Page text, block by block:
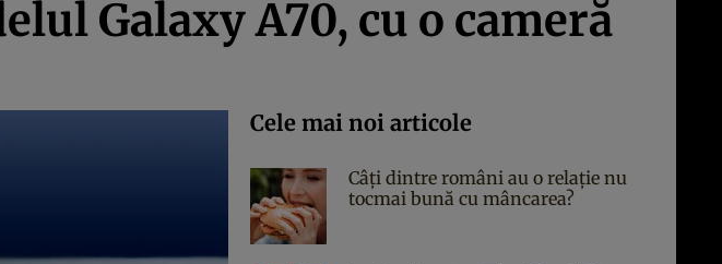
Galaxy A70, cu o cameră
Cele mai noi articole
Câți dintre români au o relație nu
tocmai bună cu mâncarea?